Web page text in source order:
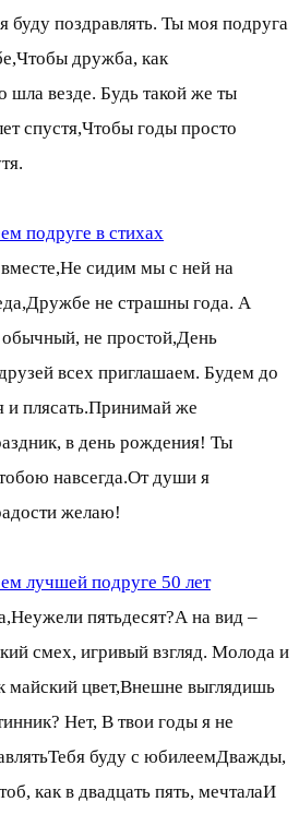
буду поздравлять. Ты моя подруга
дружба, как
шла везде. Будь такой же ты
спустя,Чтобы годы просто
подруге в стихах
сидим мы с ней на
не страшны года. А
обычный, не простой,День
всех приглашаем. Будем до
и плясать.Принимай же
в день рождения! Ты
навсегда.От души я
желаю!
лучшей подруге 50 лет
пятьдесят?А на вид –
смех, игривый взгляд. Молода и
майский цвет,Внешне выглядишь
Нет, В твои годы я не
буду с юбилеемДважды,
как в двадцать пять, мечталаИ